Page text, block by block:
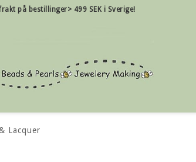
på bestillinger> 499 SEK i Sverige!
Lacquer